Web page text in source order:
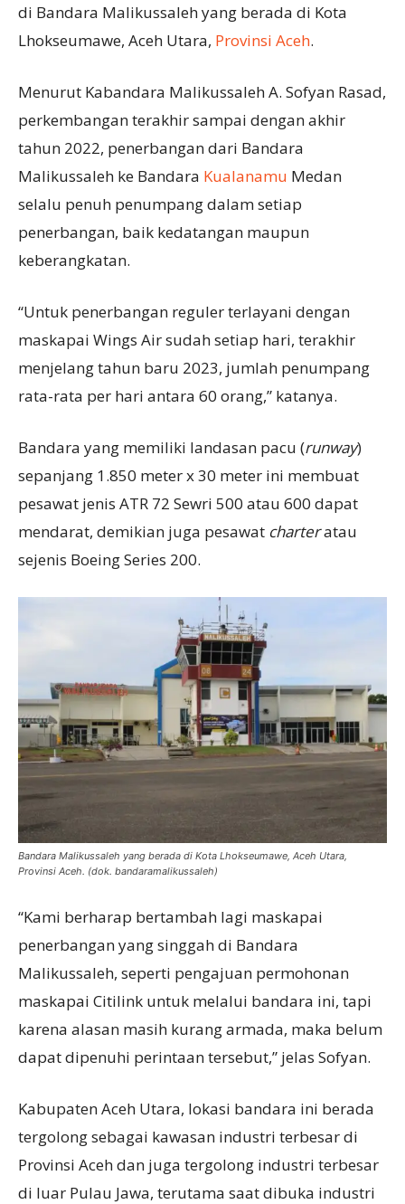
di Bandara Malikussaleh yang berada di Kota
Lhokseumawe, Aceh Utara, Provinsi Aceh.
Menurut Kabandara Malikussaleh A. Sofyan Rasad,
perkembangan terakhir sampai dengan akhir
tahun 2022, penerbangan dari Bandara
Malikussaleh ke Bandara Kualanamu Medan
selalu penuh penumpang dalam setiap
penerbangan, baik kedatangan maupun
keberangkatan.
“Untuk penerbangan reguler terlayani dengan
maskapai Wings Air sudah setiap hari, terakhir
menjelang tahun baru 2023, jumlah penumpang
rata-rata per hari antara 60 orang,” katanya.
Bandara yang memiliki landasan pacu (runway)
sepanjang 1.850 meter x 30 meter ini membuat
pesawat jenis ATR 72 Sewri 500 atau 600 dapat
mendarat, demikian juga pesawat charteratau
sejenis Boeing Series 200.
Bandara Malikussaleh yang berada di Kota Lhokseumawe, Aceh Utara,
Provinsi Aceh. (dok. bandaramalikussaleh)
“Kami berharap bertambah lagi maskapai
penerbangan yang singgah di Bandara
Malikussaleh, seperti pengajuan permohonan
maskapai Citilink untuk melalui bandara ini, tapi
karena alasan masih kurang armada, maka belum
dapat dipenuhi perintaan tersebut,” jelas Sofyan.
Kabupaten Aceh Utara, lokasi bandara ini berada
tergolong sebagai kawasan industri terbesar di
Provinsi Aceh dan juga tergolong industri terbesar
di luar Pulau Jawa, terutama saat dibuka industri